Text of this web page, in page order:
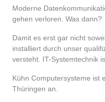
Moderne
gehen verloren. Was dann?
Damit es erst gar nicht
installiert durch unser
versteht. IT-Systemtechnik
Kühn Computersysteme ist
Thüringen an.